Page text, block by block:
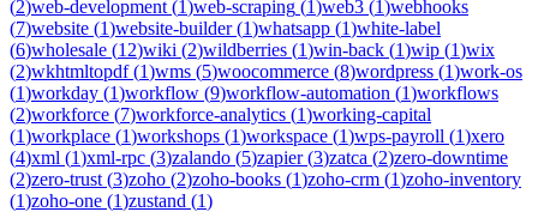
(2)web-development (1)web-scraping (1)web3 (1)webhooks
(7)website (1)website-builder(1)whatsapp (1)white-label
(6)wholesale (12)wiki (2)wildberries (1)win-back (1)wip (1)wix
(2)wkhtmltopdf(1)wms (5)woocommerce (8)wordpress (1)work-os
(1)workday (1)workflow (9)workflow-automation (1)workflows
(2)workforce (7)workforce-analytics (1)working-capital
(1)workplace (1)workshops (1)workspace (1)wps-payroll (1)xero
(4)xml (1)xml-rpc (3)zalando (5)zapier(3)zatca (2)zero-downtime
(2)zero-trust (3)zoho (2)zoho-books (1)zoho-crm (1)zoho-inventory
(1)zoho-one (1)zustand (1)